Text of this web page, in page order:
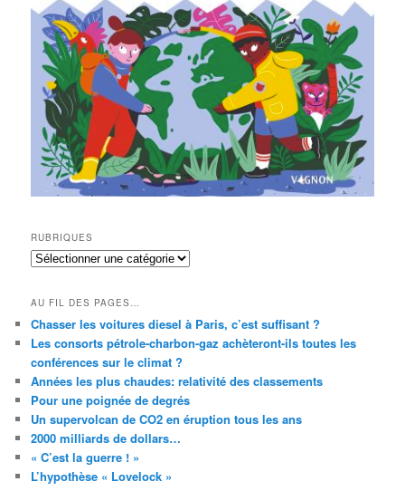
RUBRIQUES
RUBRIQUES
AU FIL DES PAGES…
Chasser les voitures diesel à Paris, c’est suffisant ?
Les consorts pétrole-charbon-gaz achèteront-ils toutes les
conférences sur le climat ?
Années les plus chaudes: relativité des classements
Pour une poignée de degrés
Un supervolcan de CO2 en éruption tous les ans
2000 milliards de dollars…
« C’est la guerre ! »
L’hypothèse « Lovelock »